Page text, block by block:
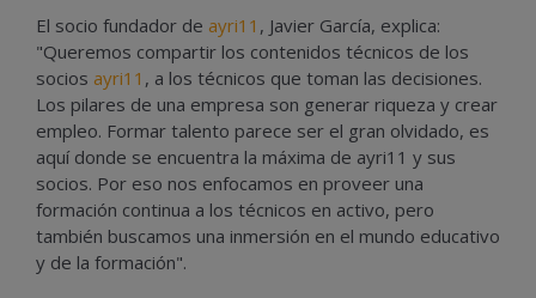
El socio fundador de ayri11 , Javier García, explica:
"Queremos compartir los contenidos técnicos de los
socios ayri11 , a los técnicos que toman las decisiones.
Los pilares de una empresa son generar riqueza y crear
empleo. Formar talento parece ser el gran olvidado, es
aquí donde se encuentra la máxima de ayri11 y sus
socios. Por eso nos enfocamos en proveer una
formación continua a los técnicos en activo, pero
también buscamos una inmersión en el mundo educativo
y de la formación".